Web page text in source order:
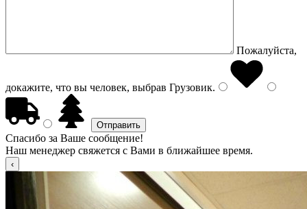
Пожалуйста,
докажите, что вы человек, выбрав Грузовик.
Спасибо за Ваше сообщение!
Наш менеджер свяжется с Вами в ближайшее время.